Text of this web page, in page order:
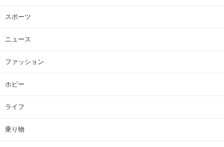
スポーツ
ニュース
ファッション
ホビー
ライフ
乗り物